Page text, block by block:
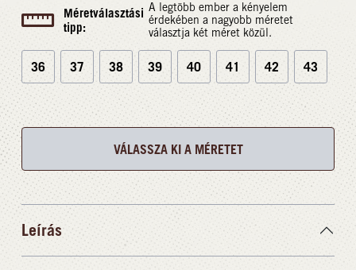
Méretválasztási
tipp:
A legtöbb ember a kényelem
érdekében a nagyobb méretet
választja két méret közül.
36 37 38 39 40 41 42 43
VÁLASSZA KI A MÉRETET
Leírás